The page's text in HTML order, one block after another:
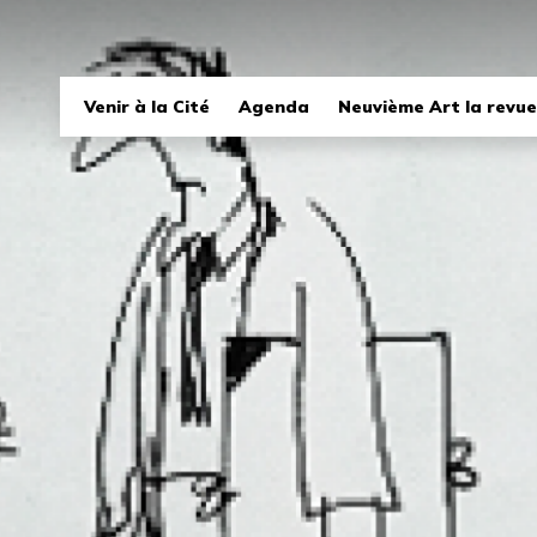
principale
Venir à la Cité Agenda Neuvième Art la revue